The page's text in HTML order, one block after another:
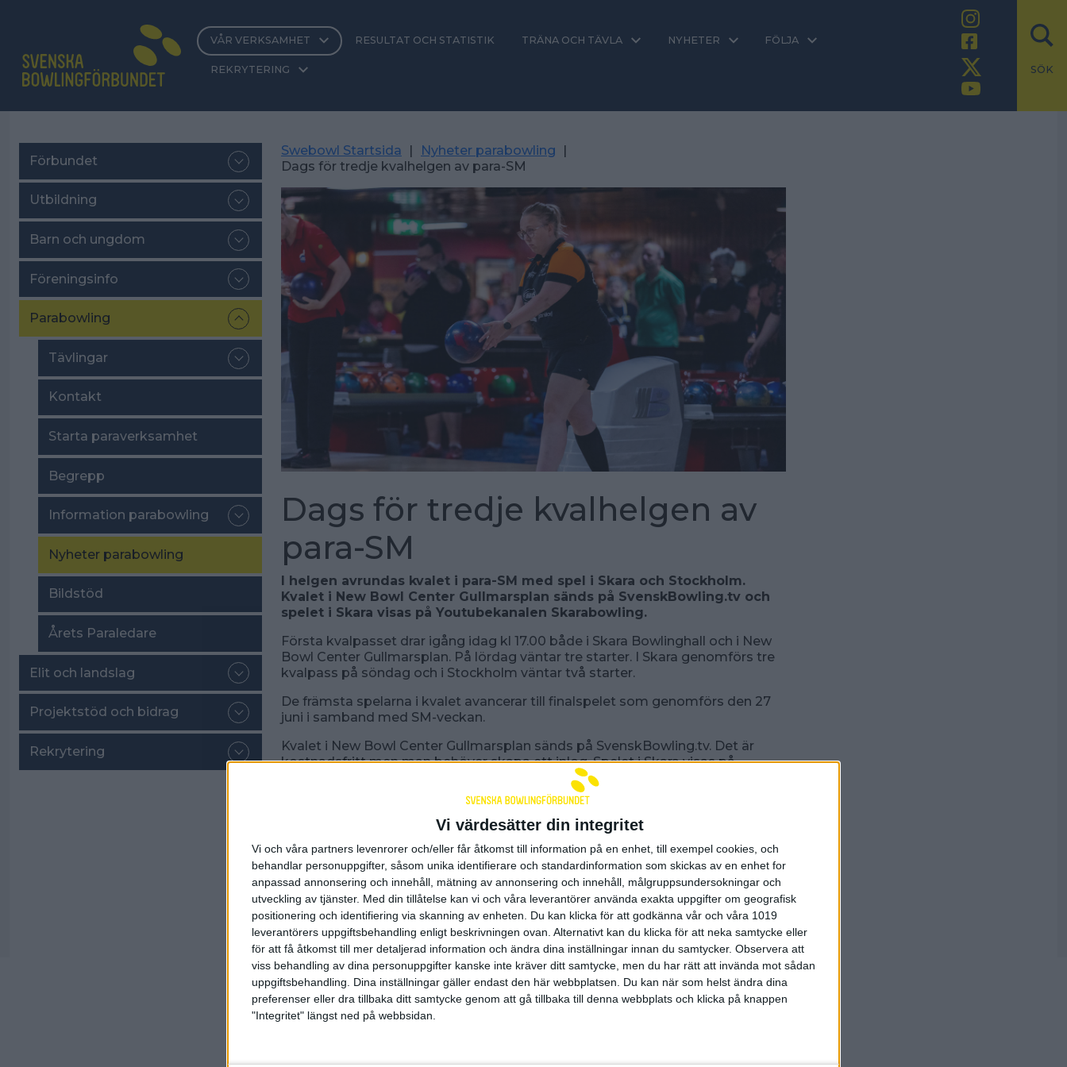
Vi värdesätter din integritet
Vi och våra partners levenrorer och/eller får åtkomst till information på en enhet, till exempel cookies, och
behandlar personuppgifter, såsom unika identifierare och standardinformation som skickas av en enhet for
anpassad annonsering och innehåll, mätning av annonsering och innehåll, målgruppsundersokningar och
utveckling av tjänster. Med din tillåtelse kan vi och våra leverantörer använda exakta uppgifter om geografisk
positionering och identifiering via skanning av enheten. Du kan klicka för att godkänna vår och våra 1019
leverantörers uppgiftsbehandling enligt beskrivningen ovan. Alternativt kan du klicka för att neka samtycke eller
för att få åtkomst till mer detaljerad information och ändra dina inställningar innan du samtycker. Observera att
viss behandling av dina personuppgifter kanske inte kräver ditt samtycke, men du har rätt att invända mot sådan
uppgiftsbehandling. Dina inställningar gäller endast den här webbplatsen. Du kan när som helst ändra dina
preferenser eller dra tillbaka ditt samtycke genom att gå tillbaka till denna webbplats och klicka på knappen
"Integritet" längst ned på webbsidan.
VÅR VERKSAMHET RESULTAT OCH STATISTIK TRÄNA OCH TÄVLA NYHETER FÖLJA
SÖK
REKRYTERING
Förbundet
Utbildning
Barn och ungdom
Föreningsinfo
Parabowling
Tävlingar
Kontakt
Starta paraverksamhet
Begrepp
Information parabowling
Nyheter parabowling
Bildstöd
Årets Paraledare
Elit och landslag
Projektstöd och bidrag
Rekrytering
Swebowl Startsida | Nyheter parabowling
|
Dags för tredje kvalhelgen av para-SM
Dags för tredje kvalhelgen av
para-SM
I helgen avrundas kvalet i para-SM med spel i Skara och Stockholm.
Kvalet i New Bowl Center Gullmarsplan sänds på SvenskBowling.tv och
spelet i Skara visas på Youtubekanalen Skarabowling.
Första kvalpasset drar igång idag kl 17.00 både i Skara Bowlinghall och i New
Bowl Center Gullmarsplan. På lördag väntar tre starter. I Skara genomförs tre
kvalpass på söndag och i Stockholm väntar två starter.
De främsta spelarna i kvalet avancerar till finalspelet som genomförs den 27
juni i samband med SM-veckan.
Kvalet i New Bowl Center Gullmarsplan sänds på SvenskBowling.tv. Det är
kostnadsfritt men man behöver skapa ett inlog. Spelet i Skara visas på
Livestream Stockholm - SvenskBowling.tv
Livestream Skara - Youtube Skarabowling
Resultat och mer info
Linus Wirén 29 maj 2026 12:51
Sponsorer och samarbetspartners